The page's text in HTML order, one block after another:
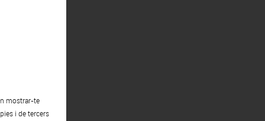
mostrar-te
i de tercers